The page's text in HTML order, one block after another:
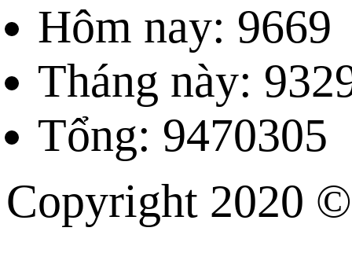
Hôm nay: 9669
Tháng này:
Tổng: 9470305
Copyright 2020